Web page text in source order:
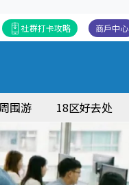
商戶中心
社群打卡攻略
围游 18区好去处